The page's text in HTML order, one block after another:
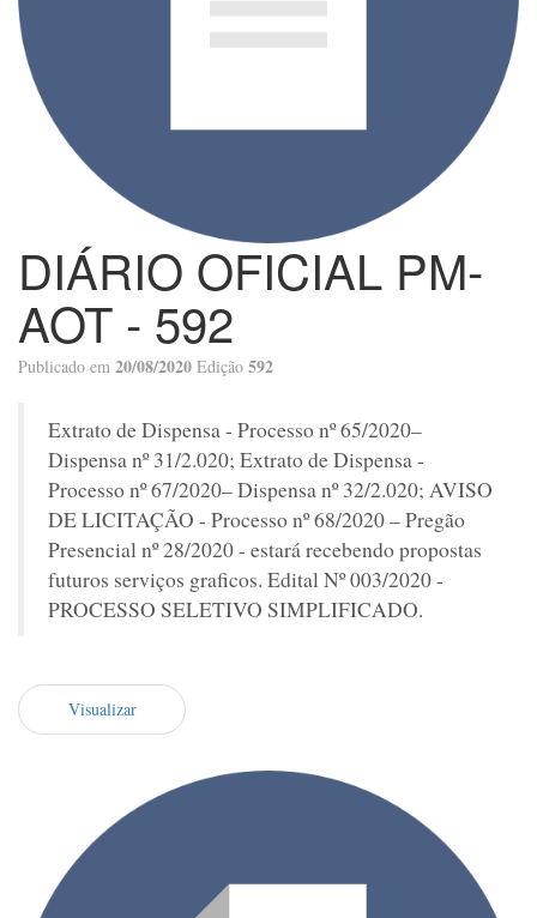
DIÁRIO OFICIAL PM-
AOT - 592
Publicado em 20/08/2020 Edição 592
Extrato de Dispensa - Processo nº 65/2020–
Dispensa nº 31/2.020; Extrato de Dispensa -
Processo nº 67/2020– Dispensa nº 32/2.020; AVISO
DE LICITAÇÃO - Processo nº 68/2020 – Pregão
Presencial nº 28/2020 - estará recebendo propostas
futuros serviços graficos. Edital Nº 003/2020 -
PROCESSO SELETIVO SIMPLIFICADO.
Visualizar